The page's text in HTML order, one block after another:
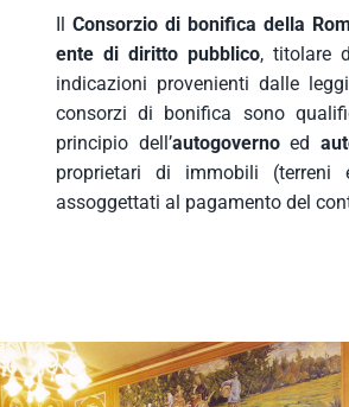
IlConsorzio di bonifica della
ente di diritto pubblico, titolare
indicazioni provenienti dalle
consorzi di bonifica sono
principio dell’autogovernoed
proprietari di immobili (terreni
assoggettati al pagamento del